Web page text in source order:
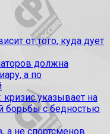
от того, куда дует
должна
а по
указывает на
борьбы с бедностью
а не спортсменов